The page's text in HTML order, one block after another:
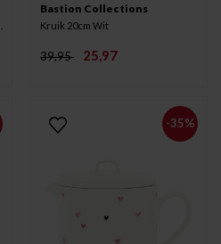
Bastion Collections
Kruik 20cm Wit
39,95 25,97
-35%